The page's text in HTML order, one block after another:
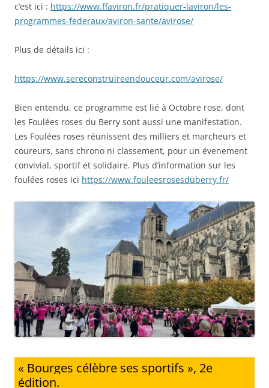
c’est ici : https://www.ffaviron.fr/pratiquer-laviron/les-
programmes-federaux/aviron-sante/avirose/
Plus de détails ici :
https://www.sereconstruireendouceur.com/avirose/
Bien entendu, ce programme est lié à Octobre rose, dont
les Foulées roses du Berry sont aussi une manifestation.
Les Foulées roses réunissent des milliers et marcheurs et
coureurs, sans chrono ni classement, pour un évenement
convivial, sportif et solidaire. Plus d’information sur les
foulées roses ici https://www.fouleesrosesduberry.fr/
« Bourges célèbre ses sportifs », 2e
édition.